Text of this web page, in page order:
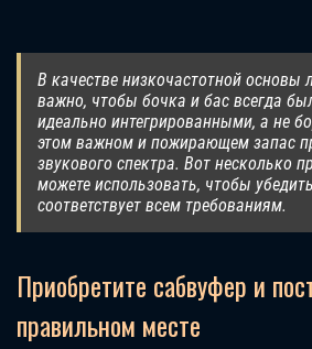
В качестве низкочастотной основы
важно, чтобы бочка и бас всегда
идеально интегрированными, а не
этом важном и пожирающем запас
звукового спектра. Вот несколько
можете использовать, чтобы
соответствует всем требованиям.
Приобретите сабвуфер и
правильном месте